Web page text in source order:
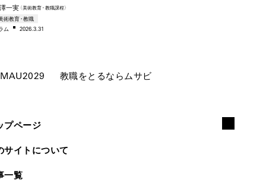
一実 （美術教育・ 教職課程）
術教育・教職
ム
2026.3.31
MAU2029 教職をとるならムサビ
プページ
サイトについて
一覧